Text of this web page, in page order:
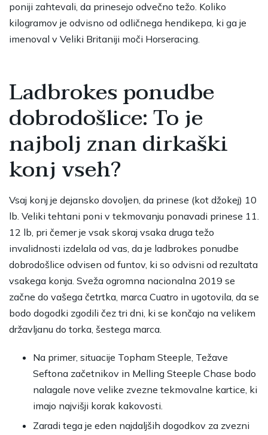
poniji zahtevali, da prinesejo odvečno težo. Koliko
kilogramov je odvisno od odličnega hendikepa, ki ga je
imenoval v Veliki Britaniji moči Horseracing.
Ladbrokes ponudbe
dobrodošlice: To je
najbolj znan dirkaški
konj vseh?
Vsaj konj je dejansko dovoljen, da prinese (kot džokej) 10
lb. Veliki tehtani poni v tekmovanju ponavadi prinese 11.
12 lb, pri čemer je vsak skoraj vsaka druga težo
invalidnosti izdelala od vas, da je ladbrokes ponudbe
dobrodošlice odvisen od funtov, ki so odvisni od rezultata
vsakega konja. Sveža ogromna nacionalna 2019 se
začne do vašega četrtka, marca Cuatro in ugotovila, da se
bodo dogodki zgodili čez tri dni, ki se končajo na velikem
državljanu do torka, šestega marca.
Na primer, situacije Topham Steeple, Težave
Seftona začetnikov in Melling Steeple Chase bodo
nalagale nove velike zvezne tekmovalne kartice, ki
imajo najvišji korak kakovosti.
Zaradi tega je eden najdaljših dogodkov za zvezni